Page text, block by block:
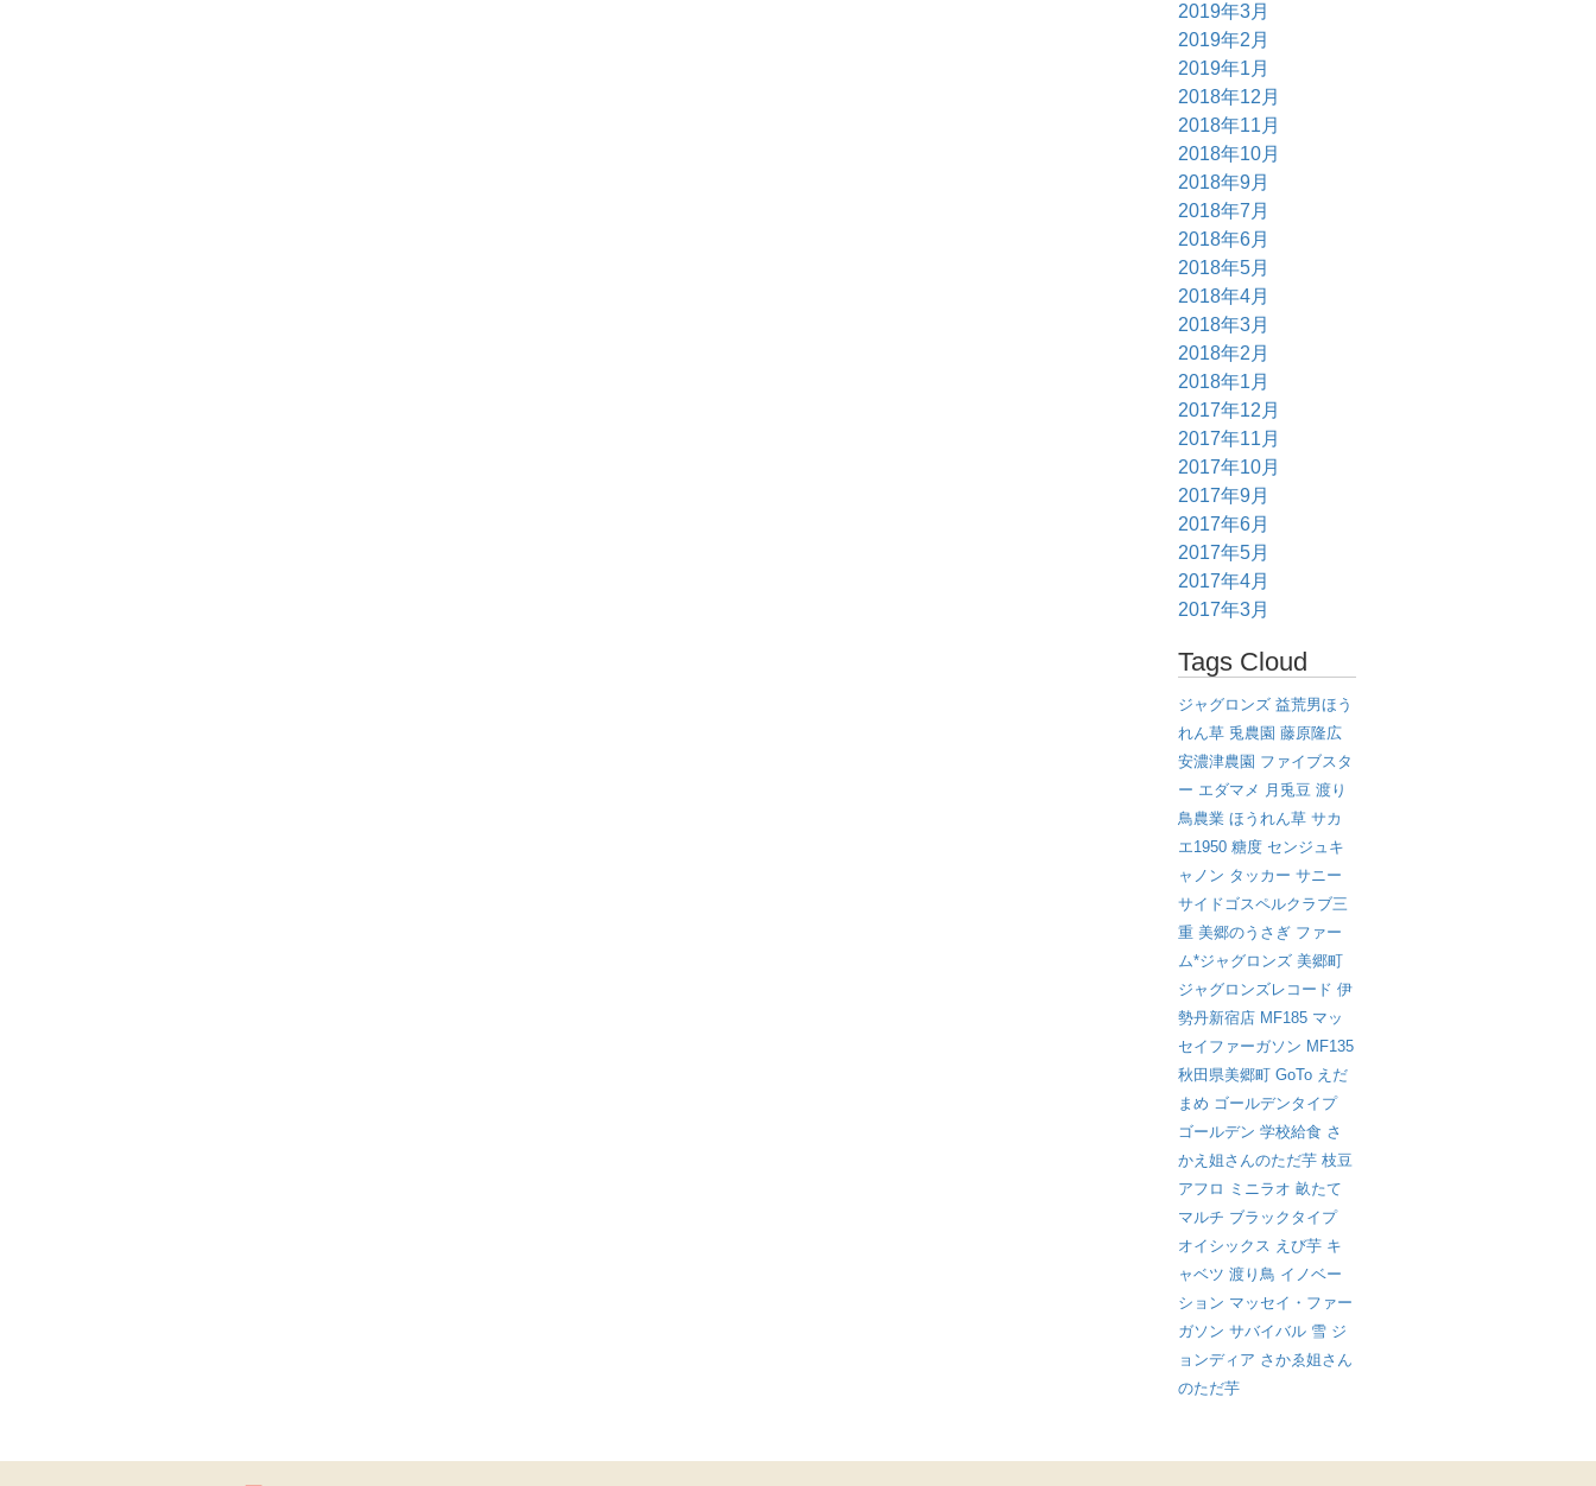
2019年3月
2019年2月
2019年1月
2018年12月
2018年11月
2018年10月
2018年9月
2018年7月
2018年6月
2018年5月
2018年4月
2018年3月
2018年2月
2018年1月
2017年12月
2017年11月
2017年10月
2017年9月
2017年6月
2017年5月
2017年4月
2017年3月
Tags Cloud
ジャグロンズ 益荒男ほう
れん草 兎農園 藤原隆広
安濃津農園 ファイブスタ
ー エダマメ 月兎豆 渡り
鳥農業 ほうれん草 サカ
エ1950 糖度 センジュキ
ャノン タッカー サニー
サイドゴスペルクラブ三
重 美郷のうさぎ ファー
ム*ジャグロンズ 美郷町
ジャグロンズレコード 伊
勢丹新宿店 MF185 マッ
セイファーガソン MF135
秋田県美郷町 GoTo えだ
まめ ゴールデンタイプ
ゴールデン 学校給食 さ
かえ姐さんのただ芋 枝豆
アフロ ミニラオ 畝たて
マルチ ブラックタイプ
オイシックス えび芋 キ
ャベツ 渡り鳥 イノベー
ション マッセイ・ファー
ガソン サバイバル 雪 ジ
ョンディア さかゑ姐さん
のただ芋